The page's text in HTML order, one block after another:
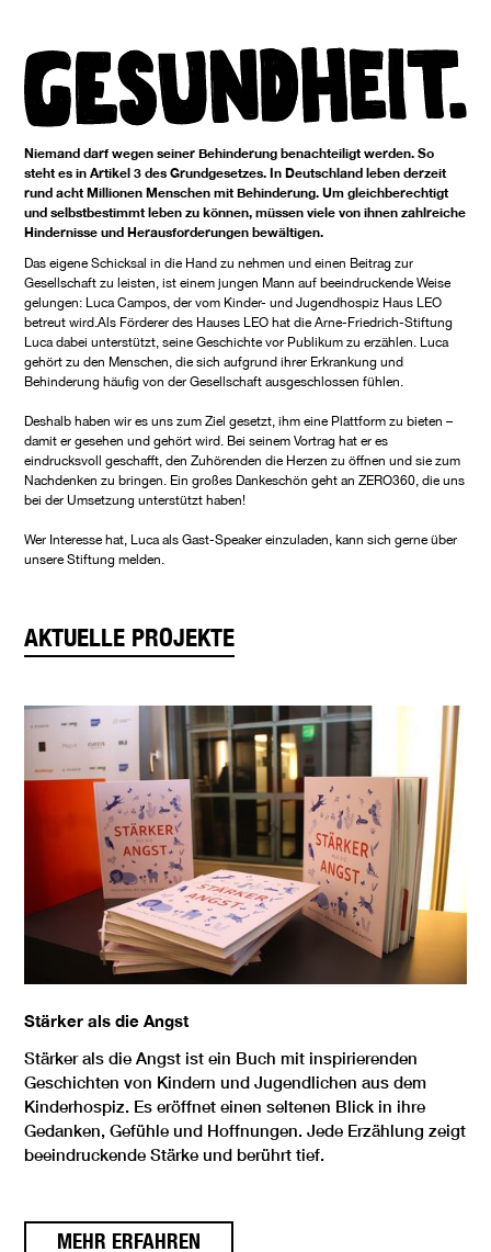
Niemand darf wegen seiner Behinderung benachteiligt werden. So
steht es in Artikel 3 des Grundgesetzes. In Deutschland leben derzeit
rund acht Millionen Menschen mit Behinderung. Um gleichberechtigt
und selbstbestimmt leben zu können, müssen viele von ihnen zahlreiche
Hindernisse und Herausforderungen bewältigen.
Das eigene Schicksal in die Hand zu nehmen und einen Beitrag zur
Gesellschaft zu leisten, ist einem jungen Mann auf beeindruckende Weise
gelungen: Luca Campos, der vom Kinder- und Jugendhospiz Haus LEO
betreut wird. Als Förderer des Hauses LEO hat die Arne-Friedrich-Stiftung
Luca dabei unterstützt, seine Geschichte vor Publikum zu erzählen. Luca
gehört zu den Menschen, die sich aufgrund ihrer Erkrankung und
Behinderung häufig von der Gesellschaft ausgeschlossen fühlen.
Deshalb haben wir es uns zum Ziel gesetzt, ihm eine Plattform zu bieten –
damit er gesehen und gehört wird. Bei seinem Vortrag hat er es
eindrucksvoll geschafft, den Zuhörenden die Herzen zu öffnen und sie zum
Nachdenken zu bringen. Ein großes Dankeschön geht an ZERO360, die uns
bei der Umsetzung unterstützt haben!
Wer Interesse hat, Luca als Gast-Speaker einzuladen, kann sich gerne über
unsere Stiftung melden.
AKTUELLE PROJEKTE
Stärker als die Angst
Stärker als die Angst ist ein Buch mit inspirierenden
Geschichten von Kindern und Jugendlichen aus dem
Kinderhospiz. Es eröffnet einen seltenen Blick in ihre
Gedanken, Gefühle und Hoffnungen. Jede Erzählung zeigt
beeindruckende Stärke und berührt tief.
MEHR ERFAHREN